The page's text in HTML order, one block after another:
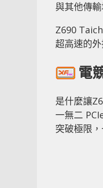
與其他傳
Z690
超高速的
電
是什麼讓
一無二
突破極限